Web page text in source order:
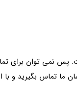
پس نمی توان برای
ما تماس بگیرید و با